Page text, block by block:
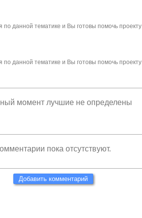
данной тематике и Вы готовы помочь проекту
данной тематике и Вы готовы помочь проекту
момент лучшие не определены
пока отсутствуют.
Добавить комментарий